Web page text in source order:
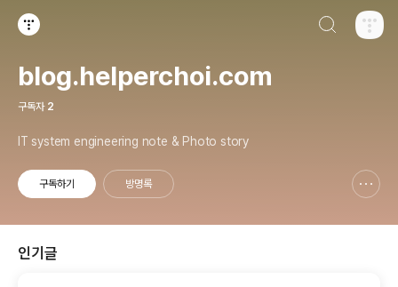
blog.helperchoi.com
구독자 2
IT system engineering note & Photo story
구독하기 방명록
인기글